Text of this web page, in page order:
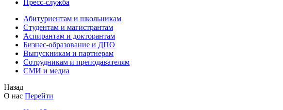
Пресс-служба
Абитуриентам и школьникам
Студентам и магистрантам
Аспирантам и докторантам
Бизнес-образование и ДПО
Выпускникам и партнерам
Сотрудникам и преподавателям
СМИ и медиа
Назад
О нас Перейти